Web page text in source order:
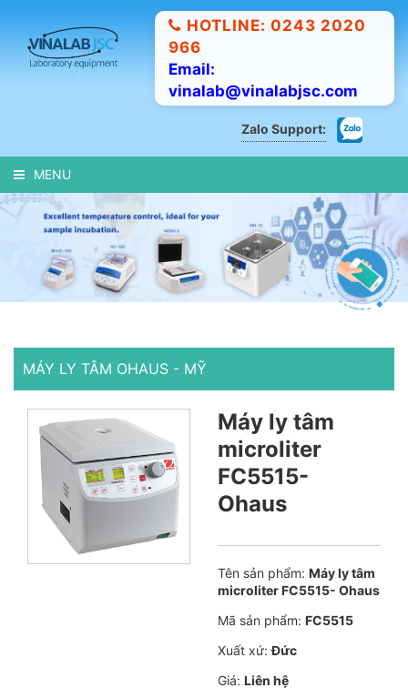
HOTLINE: 0243 2020
966
Email:
vinalab@vinalabjsc.com
Zalo Support:
MENU
MÁY LY TÂM OHAUS - MỸ
Máy ly tâm
microliter
FC5515-
Ohaus
Tên sản phẩm: Máy ly tâm
microliter FC5515- Ohaus
Mã sản phẩm: FC5515
Xuất xứ: Đức
Giá: Liên hệ